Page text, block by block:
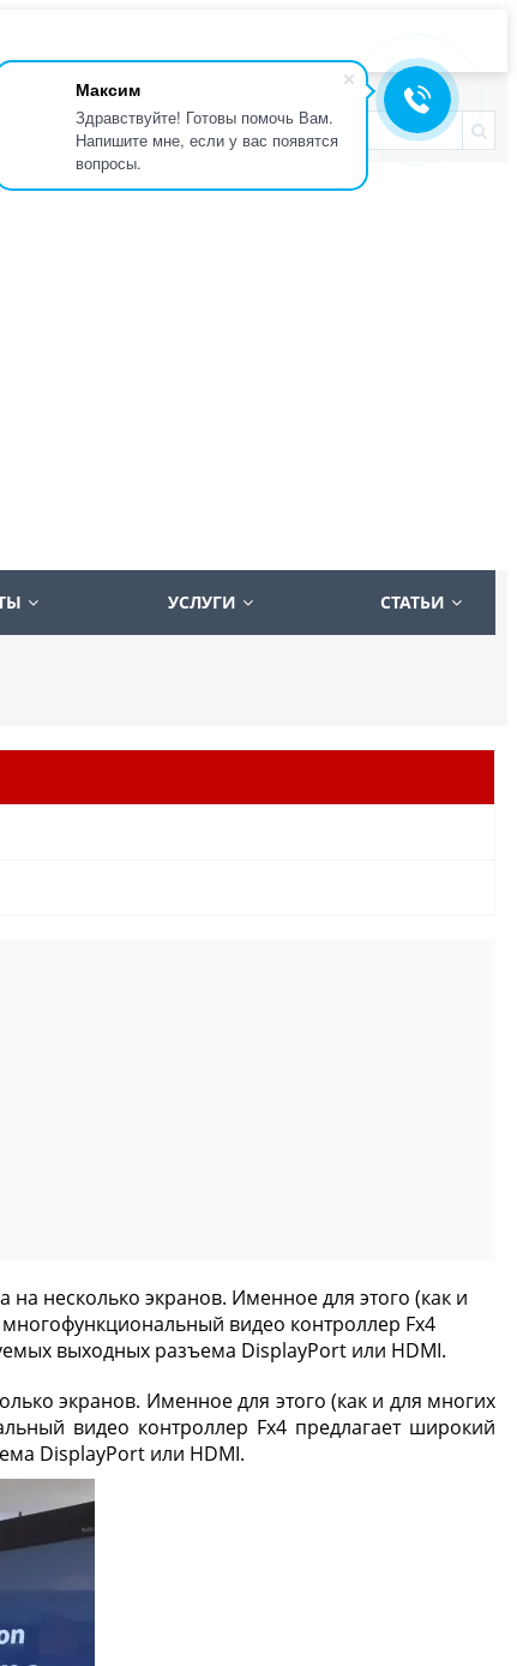
Максим
Здравствуйте! Готовы помочь Вам.
Напишите мне, если у вас появятся
вопросы.
УСЛУГИ СТАТЬИ
несколько экранов. Именное для этого (как и
видео контроллер Fx4
выходных разъема DisplayPort или HDMI.
экранов. Именное для этого (как и для многих
видео контроллер Fx4 предлагает широкий
DisplayPort или HDMI.